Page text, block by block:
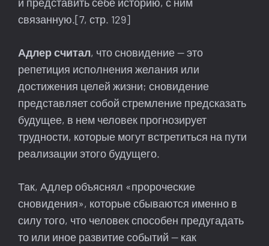
связанную.[7, стр. 129]
Адлер считал, что сновидение — это
репетиция исполнения желания или
достижения целей жизни; сновидение
представляет собой стремление предсказать
будущее, в нем человек прогнозирует
трудности, которые могут встретиться на пути
реализации этого будущего.
Так, Адлер объяснял «пророческие
сновидения», которые сбываются именно в
силу того, что человек способен предугадать
то или иное развитие событий — как